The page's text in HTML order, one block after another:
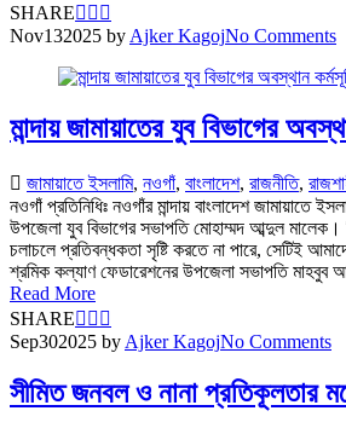
SHARE
Nov132025 by Ajker KagojNo Comments
মান্দায় জামায়াতের যুব বিভাগের
জামায়াতে ইসলামি, নওগাঁ, বাংলাদেশ, রাজনীতি,
নওগাঁ প্রতিনিধিঃ নওগাঁর মান্দায় বাংলাদেশ
উপজেলা যুব বিভাগের সভাপতি মোহাম্মদ আব্দুল মালেক।
চলাচলে প্রতিবন্ধকতা সৃষ্টি করতে না পারে, সেটিই
শ্রমিক কল্যাণ ফেডারেশনের উপজেলা সভাপতি মাহবুব
Read More
SHARE
Sep302025 by Ajker KagojNo Comments
সীমিত জনবল ও নানা প্রতিকূলতার